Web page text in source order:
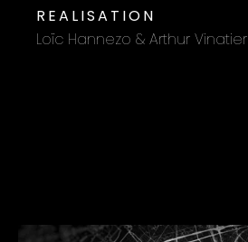
REALISATION
Loïc Hannezo & Arthur Vinatier